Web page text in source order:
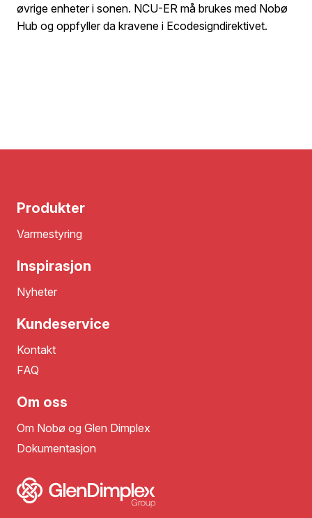
øvrige enheter i sonen. NCU-ER må brukes med Nobø
Hub og oppfyller da kravene i Ecodesigndirektivet.
Produkter
Varmestyring
Inspirasjon
Nyheter
Kundeservice
Kontakt
FAQ
Om oss
Om Nobø og Glen Dimplex
Dokumentasjon